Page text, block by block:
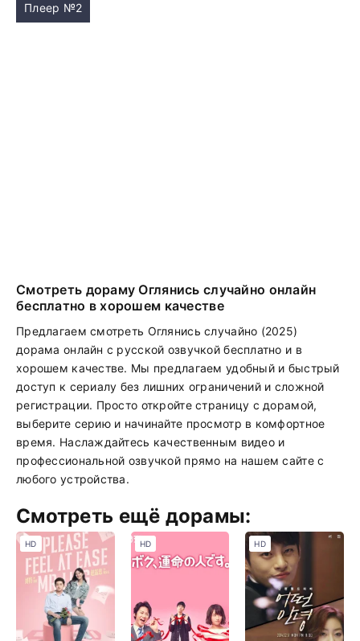
Плеер №2
Смотреть дораму Оглянись случайно онлайн
бесплатно в хорошем качестве
Предлагаем смотреть Оглянись случайно (2025)
дорама онлайн с русской озвучкой бесплатно и в
хорошем качестве. Мы предлагаем удобный и быстрый
доступ к сериалу без лишних ограничений и сложной
регистрации. Просто откройте страницу с дорамой,
выберите серию и начинайте просмотр в комфортное
время. Наслаждайтесь качественным видео и
профессиональной озвучкой прямо на нашем сайте с
любого устройства.
Смотреть ещё дорамы:
HD HD HD